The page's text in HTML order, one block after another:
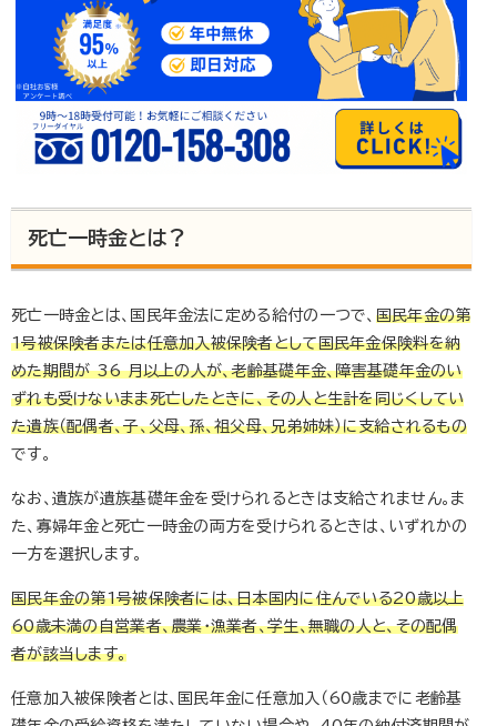
死亡一時金とは？
死亡一時金とは、国民年金法に定める給付の一つで、 国民年金の第
1号被保険者または任意加入被保険者として国民年金保険料を納
めた期間が36月以上の人が、老齢基礎年金、障害基礎年金のい
ずれも受けないまま死亡したときに、その人と生計を同じくしてい
た遺族（配偶者、子、父母、孫、祖父母、兄弟姉妹）に支給されるもの
です。
なお、遺族が遺族基礎年金を受けられるときは支給されません。ま
た、寡婦年金と死亡一時金の両方を受けられるときは、いずれかの
一方を選択します。
国民年金の第1号被保険者には、日本国内に住んでいる20歳以上
60歳未満の自営業者、農業・漁業者、学生、無職の人と、その配偶
者が該当します。
任意加入被保険者とは、国民年金に任意加入（ 60歳までに老齢基